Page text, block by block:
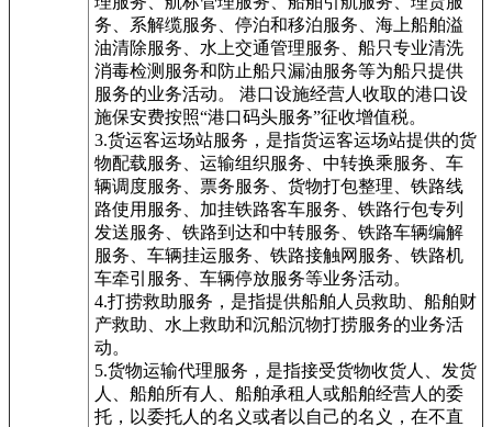
务、系解缆服务、停泊和移泊服务、海上船舶溢
油清除服务、水上交通管理服务、船只专业清洗
消毒检测服务和防止船只漏油服务等为船只提供
服务的业务活动。 港口设施经营人收取的港口设
施保安费按照“港口码头服务”征收增值税。
3.货运客运场站服务，是指货运客运场站提供的货
物配载服务、运输组织服务、中转换乘服务、车
辆调度服务、票务服务、货物打包整理、铁路线
路使用服务、加挂铁路客车服务、铁路行包专列
发送服务、铁路到达和中转服务、铁路车辆编解
服务、车辆挂运服务、铁路接触网服务、铁路机
车牵引服务、车辆停放服务等业务活动。
4.打捞救助服务，是指提供船舶人员救助、船舶财
产救助、水上救助和沉船沉物打捞服务的业务活
动。
5.货物运输代理服务，是指接受货物收货人、发货
人、船舶所有人、船舶承租人或船舶经营人的委
托，以委托人的名义或者以自己的名义，在不直